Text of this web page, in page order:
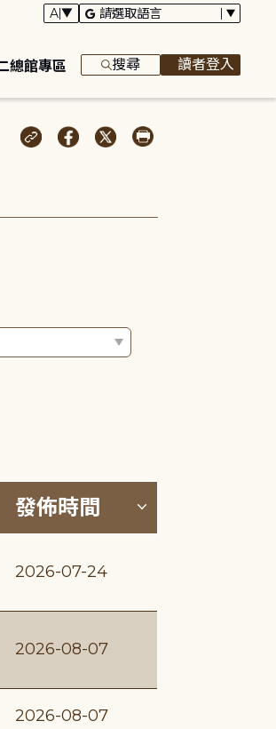
總館專區 搜尋 讀者登入
單位排序 (升降冪)
發佈時間 按發佈時間
2026-07-24
2026-08-07
2026-08-07